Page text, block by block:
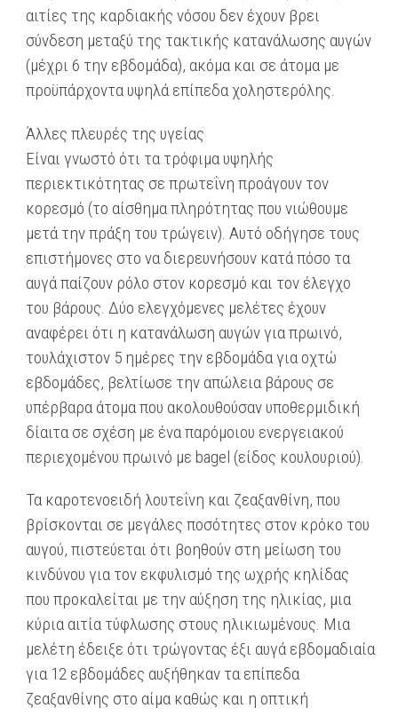
αιτίες της καρδιακής νόσου δεν έχουν βρει
σύνδεση μεταξύ της τακτικής κατανάλωσης αυγών
(μέχρι 6 την εβδομάδα), ακόμα και σε άτομα με
προϋπάρχοντα υψηλά επίπεδα χοληστερόλης.
Άλλες πλευρές της υγείας
Είναι γνωστό ότι τα τρόφιμα υψηλής
περιεκτικότητας σε πρωτεΐνη προάγουν τον
κορεσμό (το αίσθημα πληρότητας που νιώθουμε
μετά την πράξη του τρώγειν). Αυτό οδήγησε τους
επιστήμονες στο να διερευνήσουν κατά πόσο τα
αυγά παίζουν ρόλο στον κορεσμό και τον έλεγχο
του βάρους. Δύο ελεγχόμενες μελέτες έχουν
αναφέρει ότι η κατανάλωση αυγών για πρωινό,
τουλάχιστον 5 ημέρες την εβδομάδα για οχτώ
εβδομάδες, βελτίωσε την απώλεια βάρους σε
υπέρβαρα άτομα που ακολουθούσαν υποθερμιδική
δίαιτα σε σχέση με ένα παρόμοιου ενεργειακού
περιεχομένου πρωινό με bagel (είδος κουλουριού).
Τα καροτενοειδή λουτεΐνη και ζεαξανθίνη, που
βρίσκονται σε μεγάλες ποσότητες στον κρόκο του
αυγού, πιστεύεται ότι βοηθούν στη μείωση του
κινδύνου για τον εκφυλισμό της ωχρής κηλίδας
που προκαλείται με την αύξηση της ηλικίας, μια
κύρια αιτία τύφλωσης στους ηλικιωμένους. Μια
μελέτη έδειξε ότι τρώγοντας έξι αυγά εβδομαδιαία
για 12 εβδομάδες αυξήθηκαν τα επίπεδα
ζεαξανθίνης στο αίμα καθώς και η οπτική